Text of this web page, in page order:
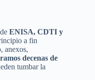
ENISA, CDTI y
a fin
anexos,
decenas de
tumbar la